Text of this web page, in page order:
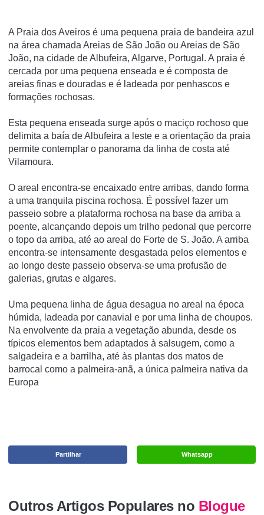
A Praia dos Aveiros é uma pequena praia de bandeira azul
na área chamada Areias de São João ou Areias de São
João, na cidade de Albufeira, Algarve, Portugal. A praia é
cercada por uma pequena enseada e é composta de
areias finas e douradas e é ladeada por penhascos e
formações rochosas.
Esta pequena enseada surge após o maciço rochoso que
delimita a baía de Albufeira a leste e a orientação da praia
permite contemplar o panorama da linha de costa até
Vilamoura.
O areal encontra-se encaixado entre arribas, dando forma
a uma tranquila piscina rochosa. É possível fazer um
passeio sobre a plataforma rochosa na base da arriba a
poente, alcançando depois um trilho pedonal que percorre
o topo da arriba, até ao areal do Forte de S. João. A arriba
encontra-se intensamente desgastada pelos elementos e
ao longo deste passeio observa-se uma profusão de
galerias, grutas e algares.
Uma pequena linha de água desagua no areal na época
húmida, ladeada por canavial e por uma linha de choupos.
Na envolvente da praia a vegetação abunda, desde os
típicos elementos bem adaptados à salsugem, como a
salgadeira e a barrilha, até às plantas dos matos de
barrocal como a palmeira-anã, a única palmeira nativa da
Europa
Whatsapp
Partilhar
Outros Artigos Populares no Blogue